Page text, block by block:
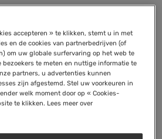
studieblijkt dat
D en visolie, in
een
accepteren » te klikken, stemt u in met
en de cookies van partnerbedrijven (of
om uw globale surfervaring op het web te
bezoekers te meten en nuttige informatie te
partners, u advertenties kunnen
zijn afgestemd. Stel uw voorkeuren in
welk moment door op « Cookies-
te klikken. Lees meer over